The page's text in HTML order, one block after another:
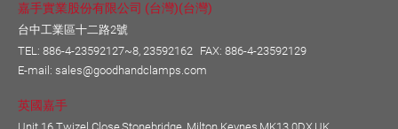
嘉手實業股份有限公司 (台灣)(台灣)
台中工業區十二路2號
TEL: 886-4-23592127~8, 23592162 FAX: 886-4-23592129
E-mail: sales@goodhandclamps.com
英國嘉手